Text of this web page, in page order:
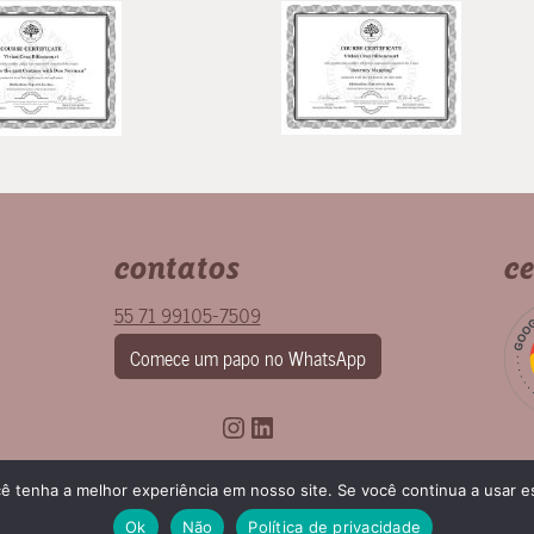
contatos
55 71 99105-7509
Comece um papo no WhatsApp
Instagram
LinkedIn
tenha a melhor experiência em nosso site. Se você continua a usar
Ok
Não Política de privacidade